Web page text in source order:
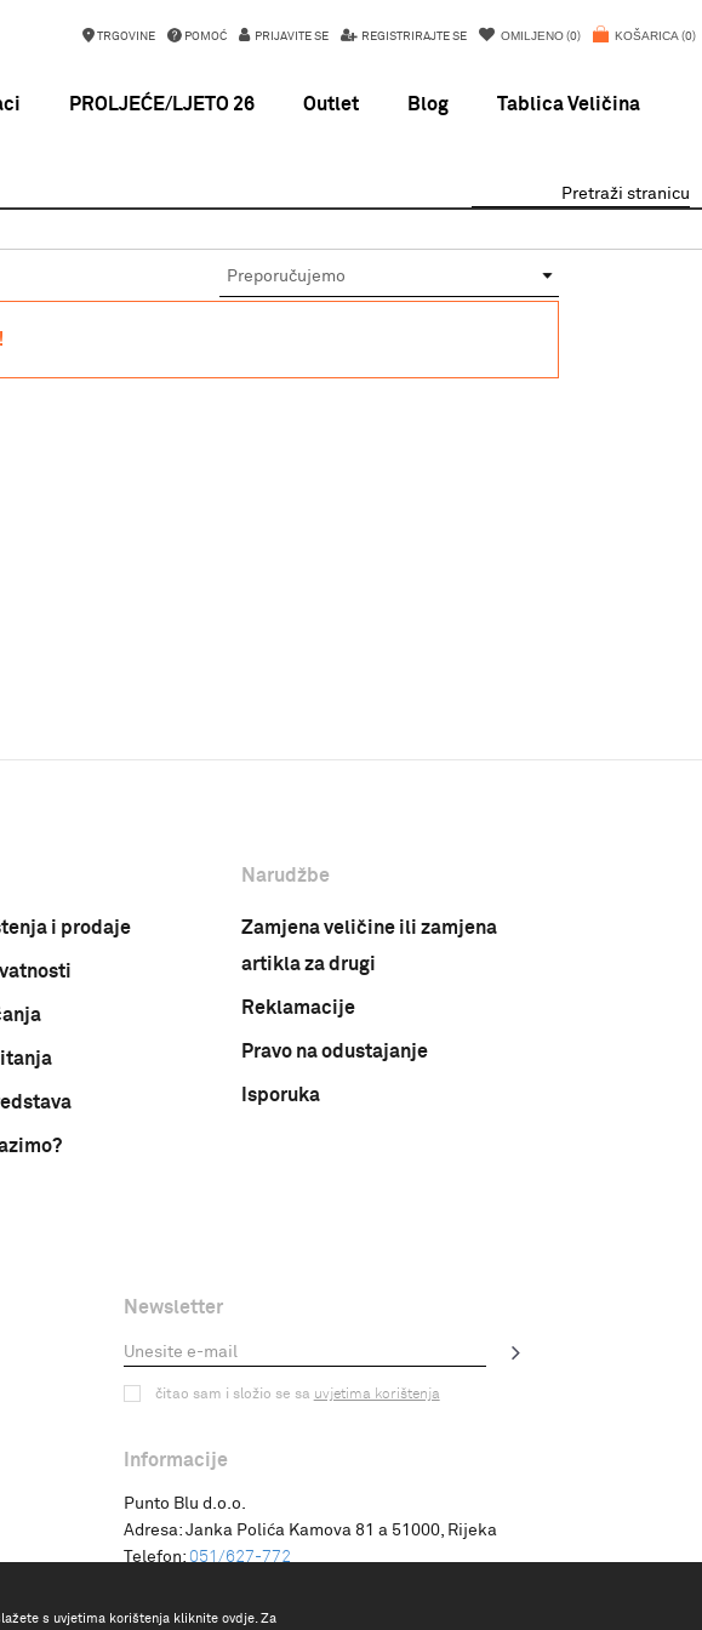
KOŠARICA 0
OMILJENO 0
PRIJAVITE SE REGISTRIRAJTE SE
TRGOVINE POMOĆ
PROLJEĆE/LJETO 26 Outlet Blog Tablica Veličina
Pretraži stranicu
i prodaje
Narudžbe
Zamjena veličine ili zamjena
artikla za drugi
Reklamacije
Pravo na odustajanje
Isporuka
Newsletter
čitao sam i složio se sa uvjetima korištenja
Informacije
Punto Blu d.o.o.
Adresa: Janka Polića Kamova 81 a 51000, Rijeka
Telefon: 051/627-772
s uvjetima korištenja kliknite ovdje. Za